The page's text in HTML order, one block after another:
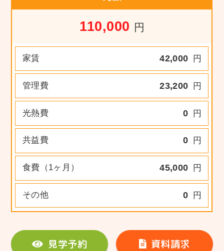
110,000 円
家賃 42,000 円
管理費 23,200 円
光熱費 0 円
共益費 0 円
食費（1ヶ月） 45,000 円
その他 0 円
見学予約 資料請求